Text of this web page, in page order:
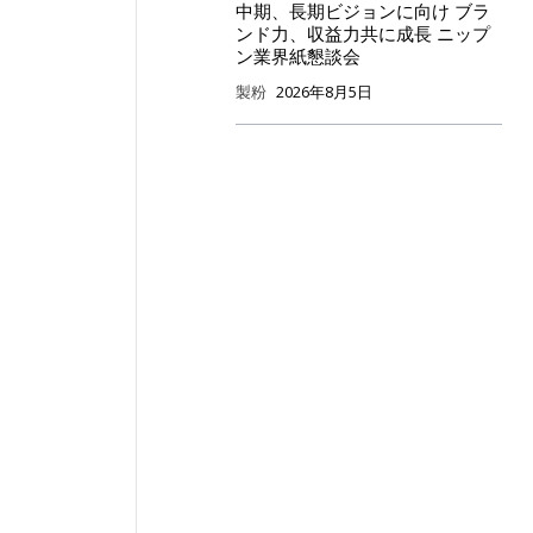
中期、長期ビジョンに向け ブラ
ンド力、収益力共に成長 ニップ
ン業界紙懇談会
製粉 2026年8月5日